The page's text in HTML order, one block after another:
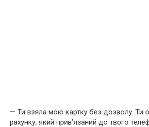
— Ти взяла мою картку без дозволу. Ти
рахунку, який прив’язаний до твого